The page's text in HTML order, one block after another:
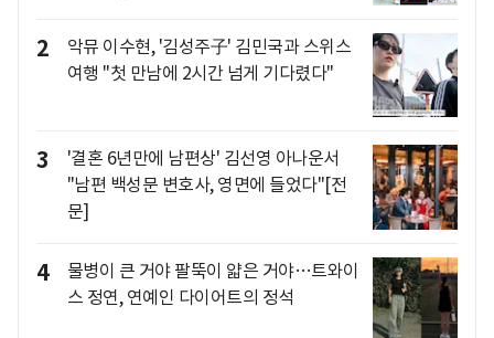
2
악뮤 이수현, '김성주子' 김민국과 스위스
여행 "첫 만남에 2시간 넘게 기다렸다"
3
'결혼 6년만에 남편상' 김선영 아나운서
"남편 백성문 변호사, 영면에 들었다"[전
문]
4
물병이 큰 거야 팔뚝이 얇은 거야…트와이
스 정연, 연예인 다이어트의 정석